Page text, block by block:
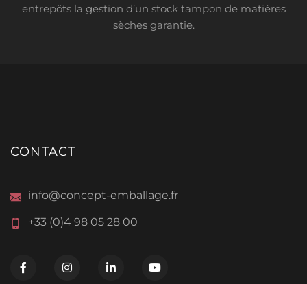
entrepôts la gestion d’un stock tampon de matières
sèches garantie.
CONTACT
info@concept-emballage.fr
+33 (0)4 98 05 28 00